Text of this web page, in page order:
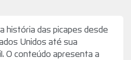
história das picapes desde
Unidos até sua
O conteúdo apresenta a